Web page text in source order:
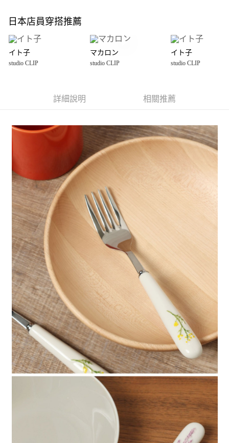
全盈+PAY
大哥付你分期
【大哥付你分期使用說明】
1.本服務由台灣大哥大提供，台灣大哥大用戶可立即使用無須另外申請。
3.實際核准額度、可分期數及費用金額請依後續交易確認頁面所載為準。
法說明評估內容。
【繳款方式說明】
1.分期款項不併入電信帳單，「大哥付你分期」於每月結算日後寄送繳費提
2.透過簡訊連結打開帳單後，可選擇「超商條碼／台灣大直營門市／銀行轉
帳／街口支付／iPASS MONEY」等通路繳費。
【注意事項】
1.本服務係由「台灣大哥大股份有限公司」（以下簡稱本公司）所提供，讓
用戶於交易時，得透過本服務購買商品或服務，並由商店將買賣／分期付款
買賣價金債權讓與本公司後，依約使用本公司帳單繳交帳款。
2.基於同意付款使用「大哥付你分期」之契約關係目的，商店將以您的個人
資料（包含姓名、電話或地址）提供予台灣大哥大進項蒐集、處理及利用，
由本公司與您本人進行分期帳單所需資料之確認、核對及更正。
3.完整用戶服務條款，請詳閱以下連結：
https://oppay.tw/userRule
AFTEE先享後付
AFTEE先享後付是「在收到商品之後才付款」的支付方式。 讓您購物簡單便
２．便利：只要手機號碼，簡訊認證，即可結帳。
３．安心：先確認商品／服務後，再付款。
【「AFTEE先享後付」結帳流程】
１．於結帳方式選擇「AFTEE先享後付」後，將跳轉至「AFTEE先享後付」
結帳頁面，進行簡訊認證並確認金額後，即可完成結帳。
２．訂單成立數日內，您將收到繳費通知簡訊。
３．收到繳費通知簡訊後14天內，點擊此簡訊中的連結，可透過四大超商／
ATM／網路銀行／等多元方式進行付款，方視為交易完成。
※ 請注意：結帳手續完成當下不需立刻繳費，但若您需要取消訂單，請聯絡
購買商品的店家。未經商家同意取消之訂單仍視為有效，需透過AFTEE先享
後付繳納相關費用。
※ 交易是否成功請以「AFTEE先享後付 」之結帳頁面顯示為準，若有關於
是否繳費成功／繳費後需取消欲退款等相關疑問，請聯繫「AFTEE先享後付
客戶支援中心」
https://netprotections.freshdesk.com/support/home
【注意事項】
１．透過由恩沛科技股份有限公司提供之「AFTEE先享後付」服務完成之交
易，需依本服務之必要範圍內提供個人資料，並將交易相關給付款項請求債
權轉讓予恩沛科技股份有限公司。
２．關於個人資料處理事宜，請瀏覽以下網址：
https://aftee.tw/terms/#terms3
３．未成年的使用者請事先徵得法定代理人或監護人之同意方可使用
「AFTEE先享後付」，若未經同意申辦者引起之損失，本公司不負相關責
任。
４．使用「AFTEE先享後付」時，將依據個別帳號之用戶狀況，依本公司即
時審查核予不同之上限額度；若仍有額度不足之情形，本公司將視審查結果
請求用戶進行身份認證。
５．嚴禁一人註冊多個帳號或使用他人資訊註冊。若發現惡意使用之情形，
恩沛科技股份有限公司將有權停止該用戶之使用額度並採取法律行動。
每筆NT$80，滿NT$888(含以上)免運費
每筆NT$80，滿NT$888(含以上)免運費
7-11 取貨付款
每筆NT$80，滿NT$1,500(含以上)免運費
付款後 7-11取貨
每筆NT$80，滿NT$1,500(含以上)免運費
宅配
每筆NT$80，滿NT$1,500(含以上)免運費
日本店員穿搭推薦
イト子
studio CLIP
マカロン
studio CLIP
イト子
studio CLIP
詳細說明 相關推薦